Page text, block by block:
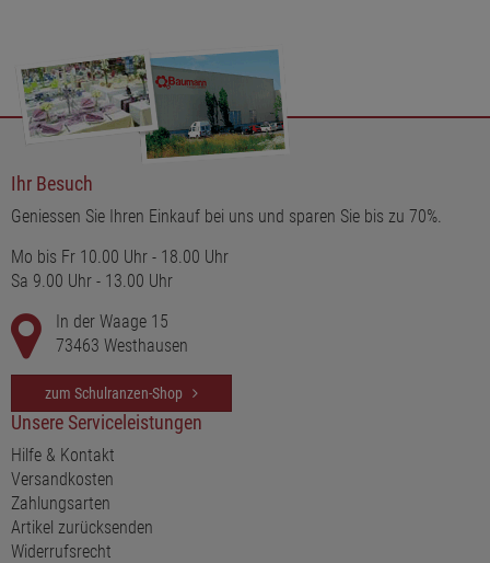
Ihr Besuch
Geniessen Sie Ihren Einkauf bei uns und sparen Sie bis zu 70%.
Mo bis Fr 10.00 Uhr - 18.00 Uhr
Sa 9.00 Uhr - 13.00 Uhr
In der Waage 15
73463 Westhausen
zum Schulranzen-Shop
Unsere Serviceleistungen
Hilfe & Kontakt
Versandkosten
Zahlungsarten
Artikel zurücksenden
Widerrufsrecht